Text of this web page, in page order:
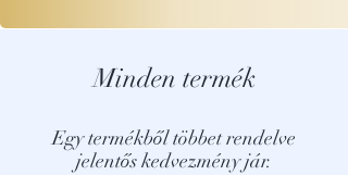
Minden termék
Egy termékből többet rendelve
jelentős kedvezmény jár.